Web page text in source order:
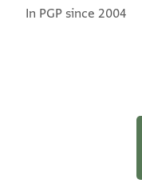
In PGP since 2004